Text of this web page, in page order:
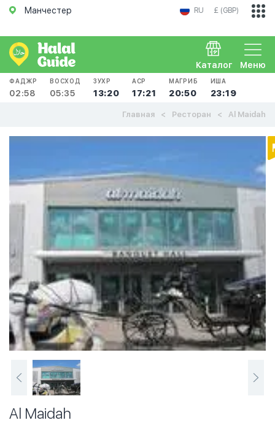
Манчестер RU £ (GBP)
Меню
Каталог
ФАДЖР
02:58
ВОСХОД
05:35
ЗУХР
13:20
АСР
17:21
МАГРИБ
20:50
ИША
23:19
Главная Ресторан Al Maidah
Al Maidah